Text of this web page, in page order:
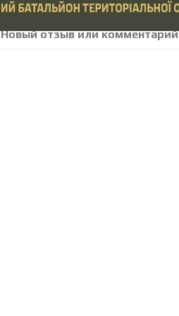
Новый отзыв или комментарий